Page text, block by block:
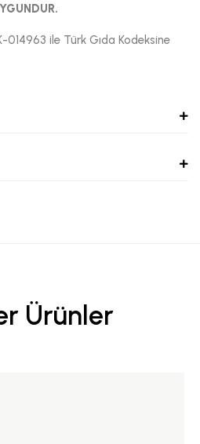
014963 ile Türk Gıda Kodeksine
Ürünler